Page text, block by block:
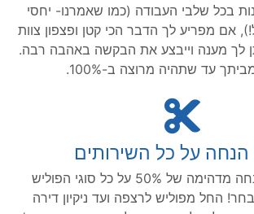
בכל שלבי העבודה (כמו שאמרנו- יחסי
אם מפריע לך הדבר הכי קטן ופצפון צוות
לך מענה וייבצע את הבקשה באהבה רבה.
עד שתהיה מרוצה ב-100%.
אנו מעניקים הנחה מדהימה של 50% על כל סוגי הפוליש
החל מפוליש לרצפה ועד ניקיון דירה